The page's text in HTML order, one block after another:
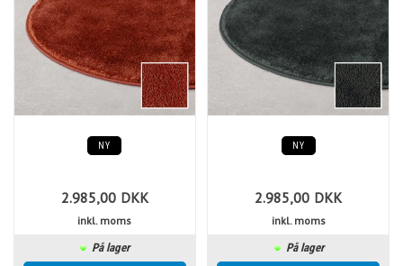
NY
2.985,00 DKK
inkl. moms
På lager
NY
2.985,00 DKK
inkl. moms
På lager